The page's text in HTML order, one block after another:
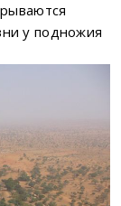
у подножия